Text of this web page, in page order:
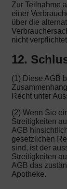
Zur Teilnahme
einer
über die
nicht
12.
(1) Diese AGB
Recht unter
(2) Wenn Sie
Streitigkeiten
AGB
gesetzlichen
sind, ist der
Streitigkeiten
AGB das
Apotheke.